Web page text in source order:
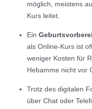
möglich, meistens
Kurs leitet.
Ein
als Online-Kurs ist
weniger Kosten für
Hebamme nicht vor
Trotz des digitalen
über Chat oder